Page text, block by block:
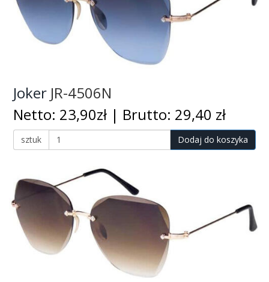
Joker JR-4506N
Netto: 23,90zł | Brutto: 29,40 zł
sztuk Dodaj do koszyka